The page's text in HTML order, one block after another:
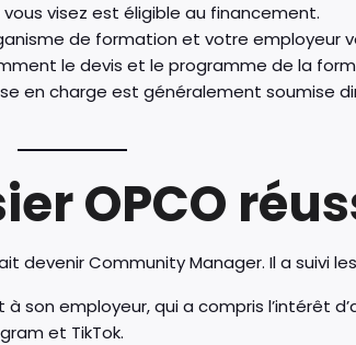
visez est éligible au financement.
de formation et votre employeur
le devis et le programme de la
en charge est généralement soumise
OPCO
devenir Community Manager. Il a suivi
son employeur, qui a compris l’intérêt
et TikTok.